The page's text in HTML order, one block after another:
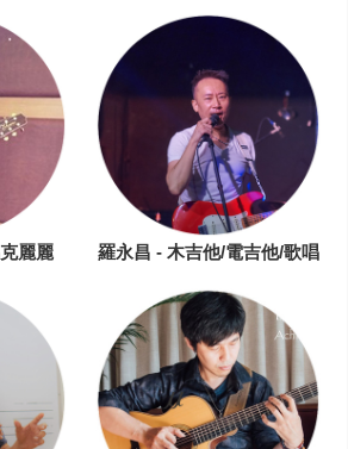
麗麗 羅永昌 - 木吉他/電吉他/歌唱